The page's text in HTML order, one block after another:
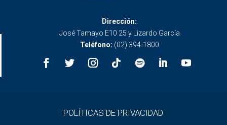
Dirección:
José Tamayo E10 25 y Lizardo García
Teléfono: (02) 394-1800
POLÍTICAS DE PRIVACIDAD